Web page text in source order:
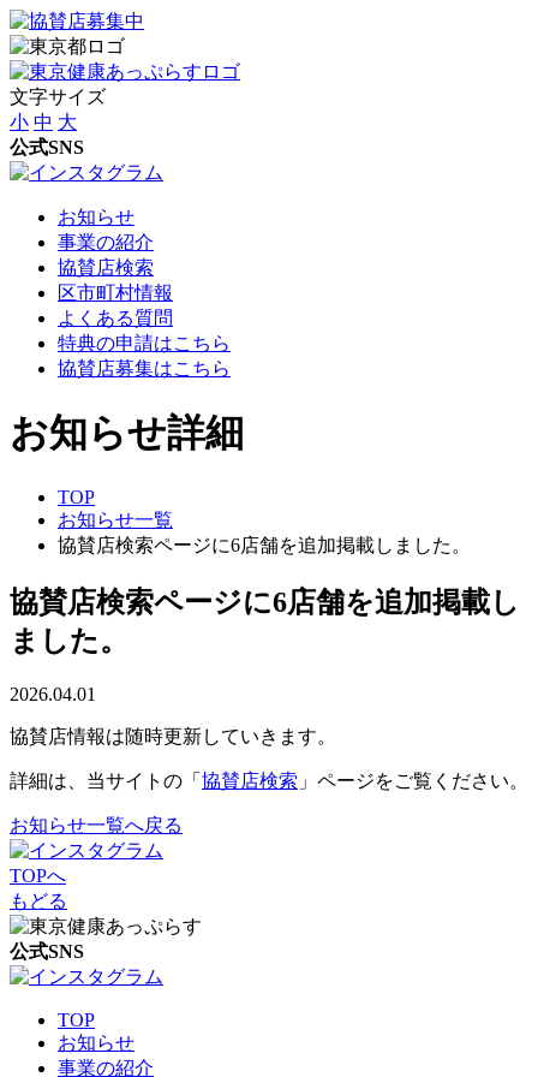
文字サイズ
小 中 大
公式SNS
お知らせ
事業の紹介
協賛店検索
区市町村情報
よくある質問
特典の申請はこちら
協賛店募集はこちら
お知らせ詳細
TOP
お知らせ一覧
協賛店検索ページに6店舗を追加掲載しました。
協賛店検索ページに6店舗を追加掲載し
ました。
2026.04.01
協賛店情報は随時更新していきます。
詳細は、当サイトの「 協賛店検索 」ページをご覧ください。
お知らせ一覧へ戻る
TOPへ
もどる
公式SNS
TOP
お知らせ
事業の紹介